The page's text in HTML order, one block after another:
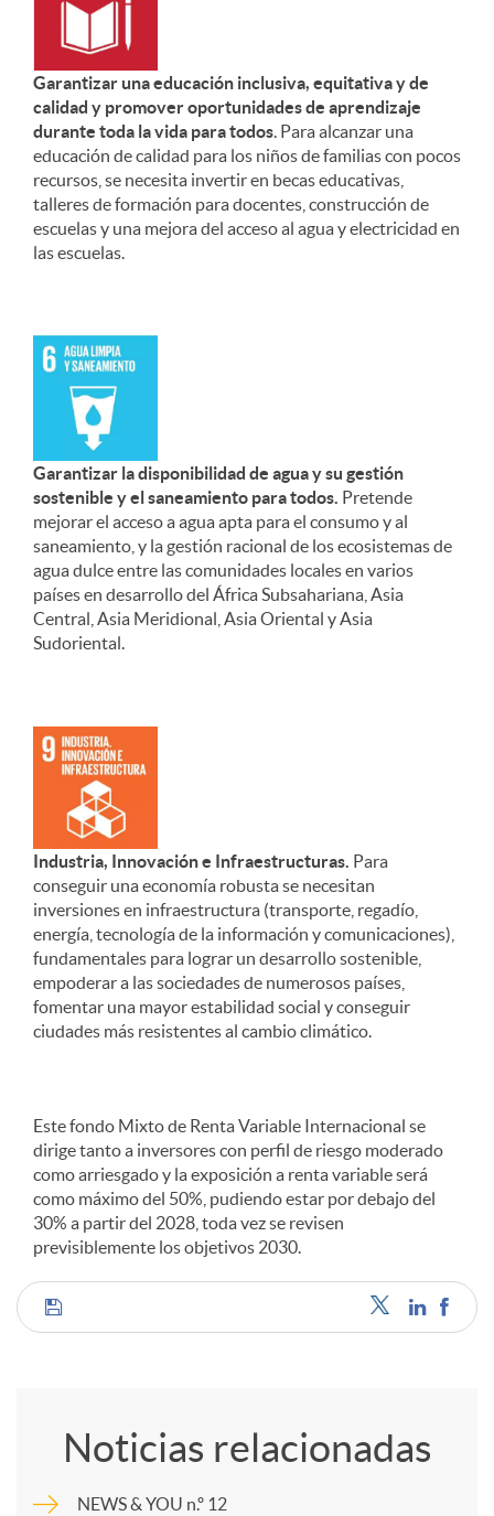
Garantizar una educación inclusiva, equitativa y de
calidad y promover oportunidades de aprendizaje
durante toda la vida para todos. Para alcanzar una
educación de calidad para los niños de familias con pocos
recursos, se necesita invertir en becas educativas,
talleres de formación para docentes, construcción de
escuelas y una mejora del acceso al agua y electricidad en
las escuelas.
Garantizar la disponibilidad de agua y su gestión
sostenible y el saneamiento para todos. Pretende
mejorar el acceso a agua apta para el consumo y al
saneamiento, y la gestión racional de los ecosistemas de
agua dulce entre las comunidades locales en varios
países en desarrollo del África Subsahariana, Asia
Central, Asia Meridional, Asia Oriental y Asia
Sudoriental.
Industria, Innovación e Infraestructuras. Para
conseguir una economía robusta se necesitan
inversiones en infraestructura (transporte, regadío,
energía, tecnología de la información y comunicaciones),
fundamentales para lograr un desarrollo sostenible,
empoderar a las sociedades de numerosos países,
fomentar una mayor estabilidad social y conseguir
ciudades más resistentes al cambio climático.
Este fondo Mixto de Renta Variable Internacional se
dirige tanto a inversores con perfil de riesgo moderado
como arriesgado y la exposición a renta variable será
como máximo del 50%, pudiendo estar por debajo del
30% a partir del 2028, toda vez se revisen
previsiblemente los objetivos 2030.
C
m
Noticias relacionadas
NEWS & YOU n.º 12